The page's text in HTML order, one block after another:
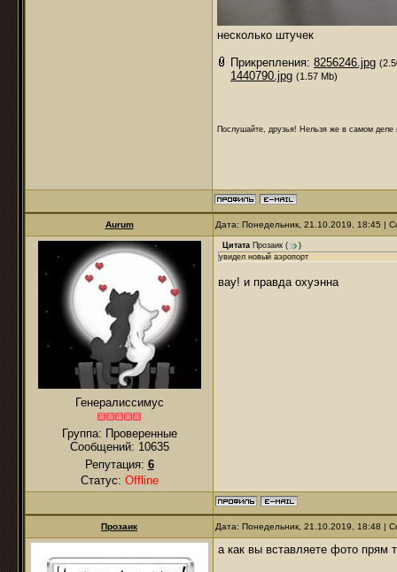
несколько штучек
Прикрепления: 8256246.jpg
1440790.jpg (1.57 Mb)
Послушайте, друзья! Нельзя же в самом деле
Aurum Дата: Понедельник, 21.10.2019, 18:45 |
Генералиссимус
Группа: Проверенные
Сообщений: 10635
Репутация: 6
Статус: Offline
Цитата Прозаик (
)
увидел новый аэропорт
вау! и правда охуэнна
Прозаик Дата: Понедельник, 21.10.2019, 18:48 |
а как вы вставляете фото прям